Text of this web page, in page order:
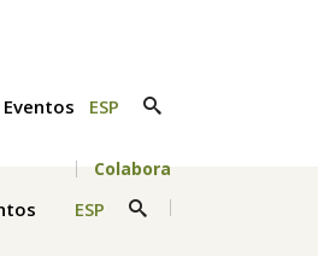
ESP
Eventos ESP
Colabora